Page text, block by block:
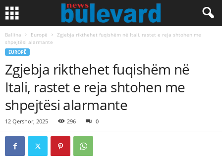
Ballina Europë
Zgjebja rikthehet fuqishëm në Itali, rastet e reja shtohen me
shpejtësi alarmante
EUROPË
Zgjebja rikthehet fuqishëm në
Itali, rastet e reja shtohen me
shpejtësi alarmante
12 Qershor, 2025 296 0